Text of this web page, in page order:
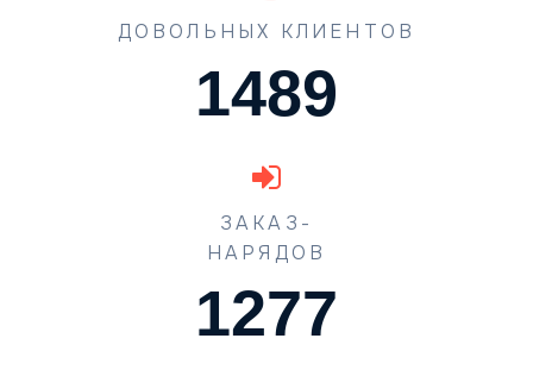
ДОВОЛЬНЫХ КЛИЕНТОВ
1489
ЗАКАЗ-
НАРЯДОВ
1773